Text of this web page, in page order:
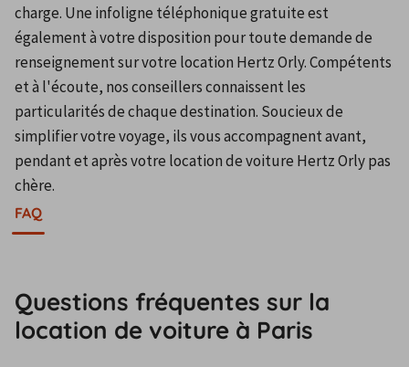
charge. Une infoligne téléphonique gratuite est
également à votre disposition pour toute demande de
renseignement sur votre location Hertz Orly. Compétents
et à l'écoute, nos conseillers connaissent les
particularités de chaque destination. Soucieux de
simplifier votre voyage, ils vous accompagnent avant,
pendant et après votre location de voiture Hertz Orly pas
chère.
FAQ
Questions fréquentes sur la
location de voiture à Paris